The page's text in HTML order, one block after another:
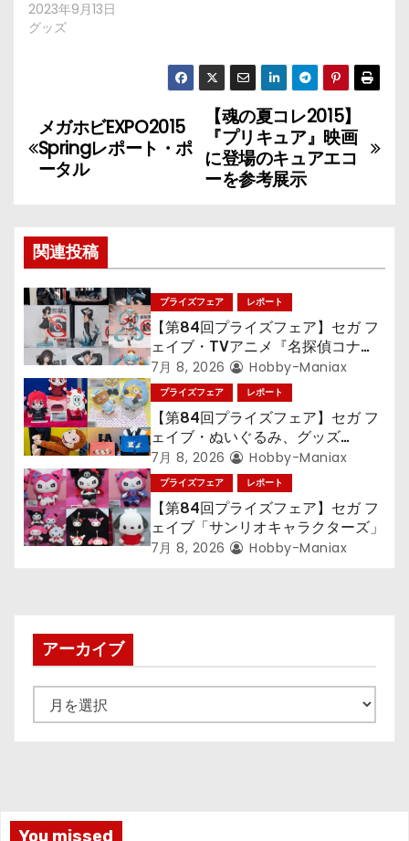
2023年9月13日
グッズ
投
稿
ビ
ゲ
ー
シ
ョ
ン
【魂の夏コレ2015】
『プリキュア』映画
に登場のキュアエコ
ーを参考展示
メガホビEXPO2015
Springレポート・ポ
ータル
関連投稿
プライズフェア レポート
【第84回プライズフェア】セガ フ
ェイブ・TVアニメ『名探偵コナ
ン』TVアニメ『呪術廻戦』『〈物
語〉シリーズ』「初音ミク」
7月 8, 2026 Hobby-Maniax
プライズフェア レポート
【第84回プライズフェア】セガ フ
ェイブ・ぬいぐるみ、グッズ
『LiSA』『ミニオン』『おさるの
ジョージ』『ポケットモンスター』
7月 8, 2026 Hobby-Maniax
プライズフェア レポート
【第84回プライズフェア】セガ フ
ェイブ「サンリオキャラクターズ」
7月 8, 2026 Hobby-Maniax
アーカイブ
ー
You missed